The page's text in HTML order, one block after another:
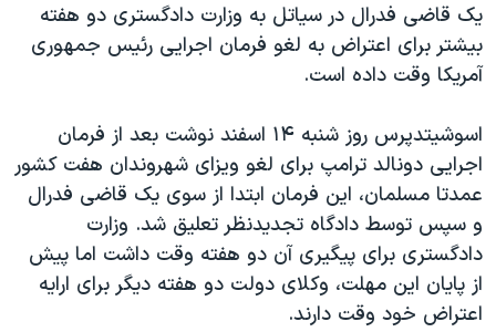
آرشیو پخش زنده
مجموعه مستندهای دادخواهی
تریبونال مردمی آبان ۹۸
چهل سال گروگان‌گیری
قانون شفافیت دارائی کادر رهبری ایران
اعتراضات مردمی آبان ۹۸
اسرائیل در جنگ
نرگس محمدی برنده جایزه نوبل صلح
یک قاضی فدرال در سیاتل به وزارت دادگستری دو هفته
بیشتر برای اعتراض به لغو فرمان اجرایی رئیس جمهوری
آمریکا وقت داده است.
اسوشیتدپرس روز شنبه ۱۴ اسفند نوشت بعد از فرمان
اجرایی دونالد ترامپ برای لغو ویزای شهروندان هفت کشور
عمدتا مسلمان، این فرمان ابتدا از سوی یک قاضی فدرال
و سپس توسط دادگاه تجدیدنظر تعلیق شد. وزارت
دادگستری برای پیگیری آن دو هفته وقت داشت اما پیش
از پایان این مهلت، وکلای دولت دو هفته دیگر برای ارایه
اعتراض خود وقت دارند.